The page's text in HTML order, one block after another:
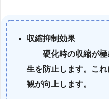
収縮抑制効果
硬化時の収縮が
生を防止します。こ
観が向上します。